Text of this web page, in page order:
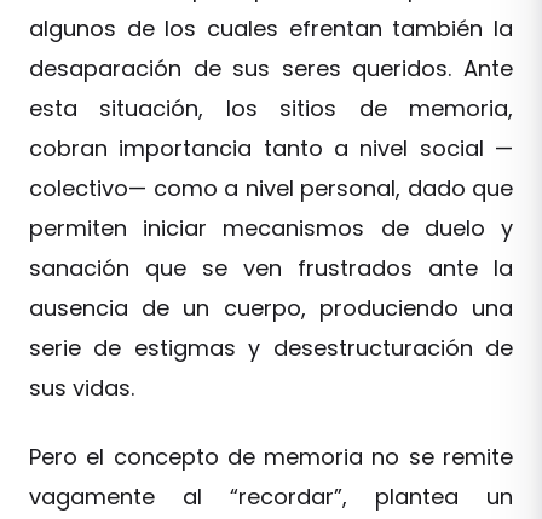
algunos de los cuales efrentan también la
desaparación de sus seres queridos. Ante
esta situación, los sitios de memoria,
cobran importancia tanto a nivel social —
colectivo— como a nivel personal, dado que
permiten iniciar mecanismos de duelo y
sanación que se ven frustrados ante la
ausencia de un cuerpo, produciendo una
serie de estigmas y desestructuración de
sus vidas.
Pero el concepto de memoria no se remite
vagamente al “recordar”, plantea un